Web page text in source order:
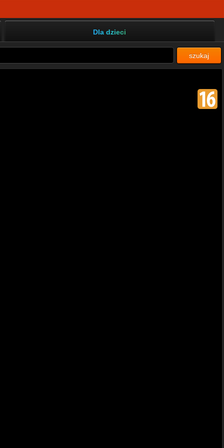
Dla dzieci
szukaj